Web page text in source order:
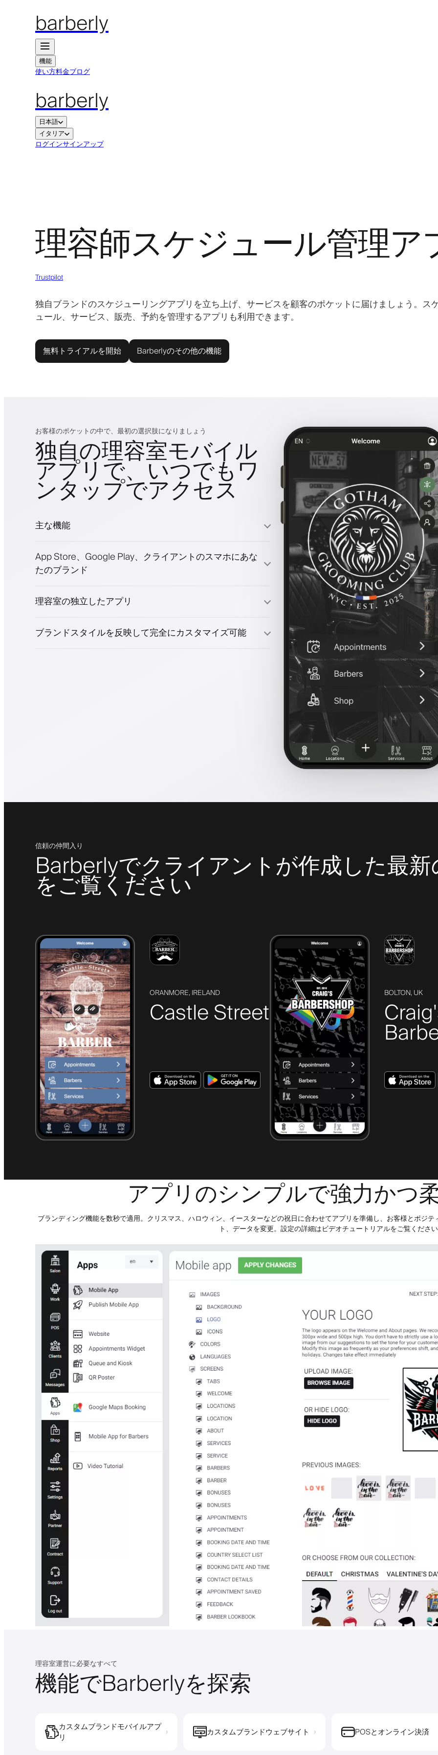
barberly
機能
使い方料金ブログ
barberly
日本語
イタリア
ログインサインアップ
理容師スケジュール管理ア
Trustpilot
独自ブランドのスケジューリングアプリを立ち上げ、サービスを顧客のポケットに届けましょう。ス
ュール、サービス、販売、予約を管理するアプリも利用できます。
無料トライアルを開始 Barberlyのその他の機能
お客様のポケットの中で、最初の選択肢になりましょう
独自の理容室モバイル
アプリで、いつでもワ
ンタップでアクセス
主な機能
支払い、保証金
美容商品を販売
プッシュ、SMS、メール通知
App Store、Google Play、クライアントのスマホにあな
たのブランド
理容室の独立したアプリ
ブランドスタイルを反映して完全にカスタマイズ可能
信頼の仲間入り
Barberlyでクライアントが作成した最
をご覧ください
ORANMORE, IRELAND
Castle Street
BOLTON, UK
アプリのシンプルで強力かつ
ブランディング機能を数秒で適用。クリスマス、ハロウィン、イースターなどの祝日に合わせてアプリを準備し、お客様とポジ
ト、データを変更。設定の詳細はビデオチュートリアルをご覧ください
理容室運営に必要なすべて
機能でBarberlyを探索
カスタムブランドモバイルアプ
リ
› カスタムブランドウェブサイト › POSとオンライン決済